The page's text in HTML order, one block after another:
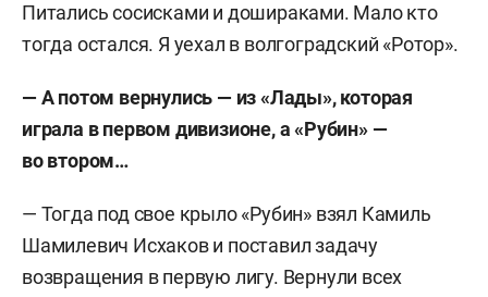
Питались сосисками и дошираками. Мало кто
тогда остался. Я уехал в волгоградский «Ротор».
— А потом вернулись — из «Лады», которая
играла в первом дивизионе, а «Рубин» —
во втором…
— Тогда под свое крыло «Рубин» взял Камиль
Шамилевич Исхаков и поставил задачу
возвращения в первую лигу. Вернули всех